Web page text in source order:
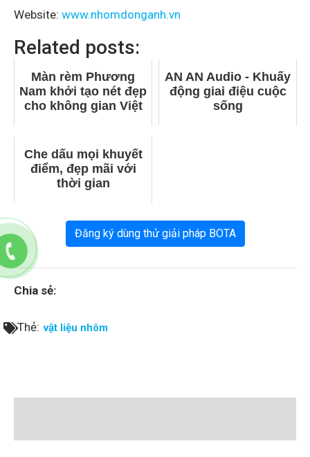
Website: www.nhomdonganh.vn
Related posts:
Màn rèm Phương
Nam khởi tạo nét đẹp
cho không gian Việt
AN AN Audio - Khuấy
động giai điệu cuộc
sống
Che dấu mọi khuyết
điểm, đẹp mãi với
thời gian
Đăng ký dùng thử giải pháp BOTA
Chia sẻ:
Thẻ: vật liệu nhôm